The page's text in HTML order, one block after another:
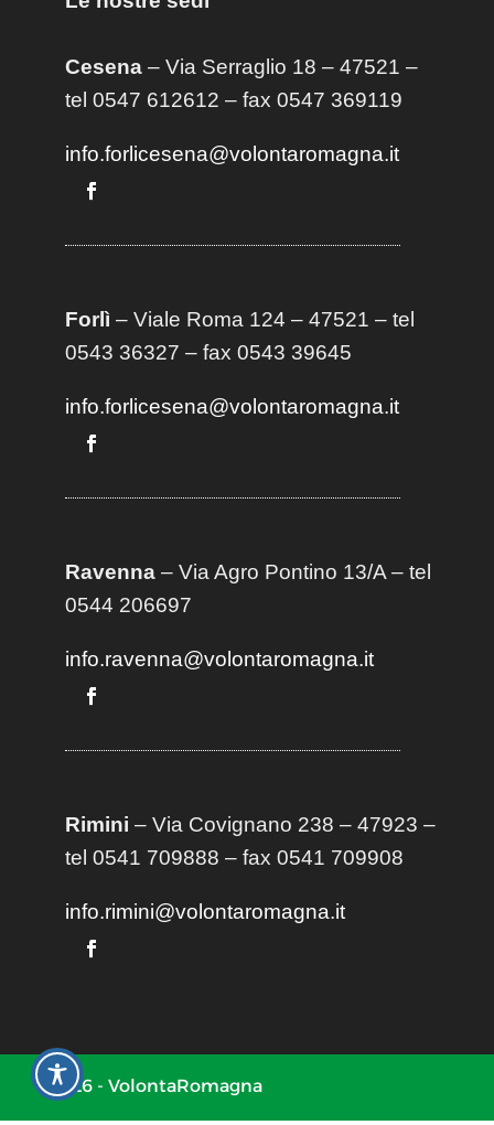
Cesena– Via Serraglio 18 – 47521 –
tel 0547 612612 – fax 0547 369119
info.forlicesena@volontaromagna.it
Forlì – Viale Roma 124 – 47521 – tel
0543 36327 – fax 0543 39645
info.forlicesena@volontaromagna.it
Ravenna– Via Agro Pontino 13/A– tel
0544 206697
info.ravenna@volontaromagna.it
Rimini – Via Covignano 238 – 47923 –
tel 0541 709888 – fax 0541 709908
info.rimini@volontaromagna.it
2026 - VolontaRomagna